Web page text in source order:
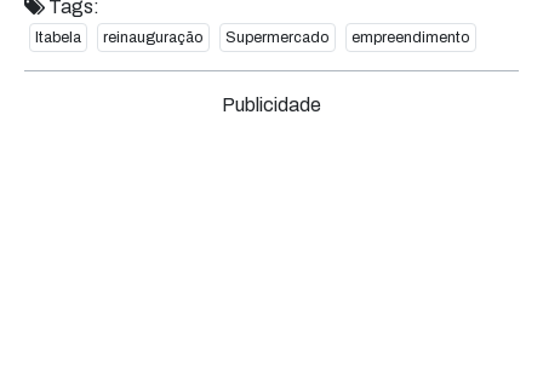
Tags:
Itabela reinauguração Supermercado empreendimento
Publicidade